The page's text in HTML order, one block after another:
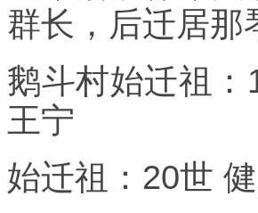
群长，后迁居那
鹅斗村始迁祖
王宁
始迁祖：20世